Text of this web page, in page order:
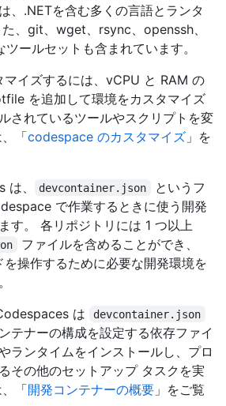
、.NETを含む多くの言語とランタ
、git、wget、rsync、openssh、
ールセットも含まれています。
イズするには、vCPU と RAM の
を追加して環境をカスタマイズ
されているツールやスクリプトを変
「codespace のカスタマイズ 」を
、
devcontainer.json
というフ
で作業するときに使う開発
す。 各リポジトリには 1 つ以上
ファイルを含めることができ、
操作するために必要な開発環境を
は
devcontainer.json
テナーの構成を設定する依存ファイ
ランタイムをインストールし、プロ
その他のセットアップ タスクを実
「開発コンテナーの概要 」をご覧